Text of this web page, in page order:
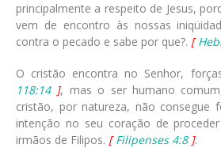
principalmente a respeito de Jesus,
vem de encontro às nossas
contra o pecado e sabe por que?. [
O cristão encontra no Senhor,
118:14], mas o ser humano
cristão, por natureza, não consegue
intenção no seu coração de
irmãos de Filipos. [Filipenses 4:8].